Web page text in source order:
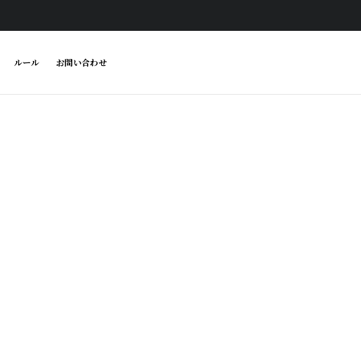
ルール お問い合わせ